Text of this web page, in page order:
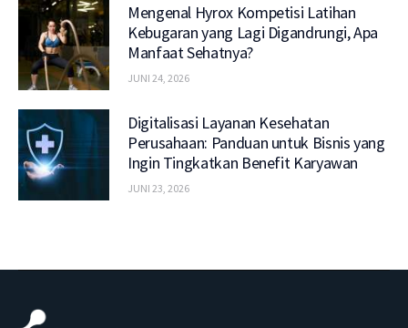
Mengenal Hyrox Kompetisi Latihan
Kebugaran yang Lagi Digandrungi, Apa
Manfaat Sehatnya?
JUNI 24, 2026
Digitalisasi Layanan Kesehatan
Perusahaan: Panduan untuk Bisnis yang
Ingin Tingkatkan Benefit Karyawan
JUNI 23, 2026